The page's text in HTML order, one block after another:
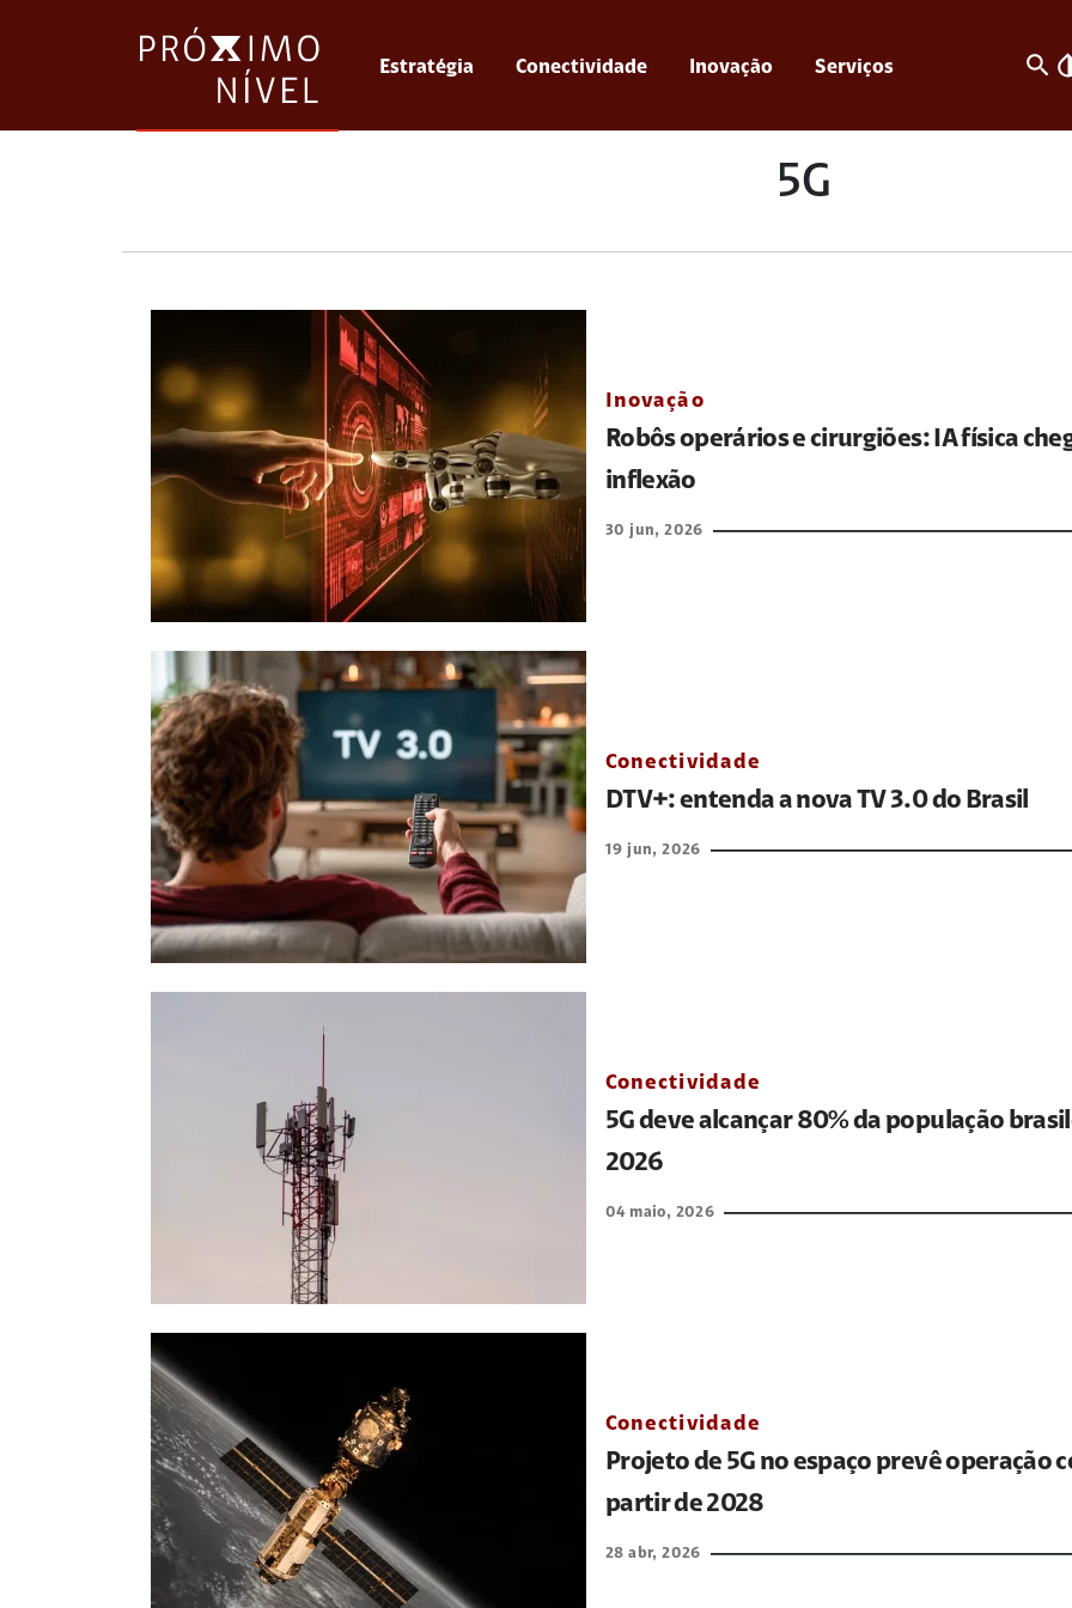
Estratégia Conectividade Inovação Serviços search
5G
Inovação
Robôs operários e cirurgiões: IA física
inflexão
30 jun, 2026
Conectividade
DTV+: entenda a nova TV 3.0 do Brasil
19 jun, 2026
Conectividade
5G deve alcançar 80% da população
2026
04 maio, 2026
Conectividade
Projeto de 5G no espaço prevê operação
partir de 2028
28 abr, 2026